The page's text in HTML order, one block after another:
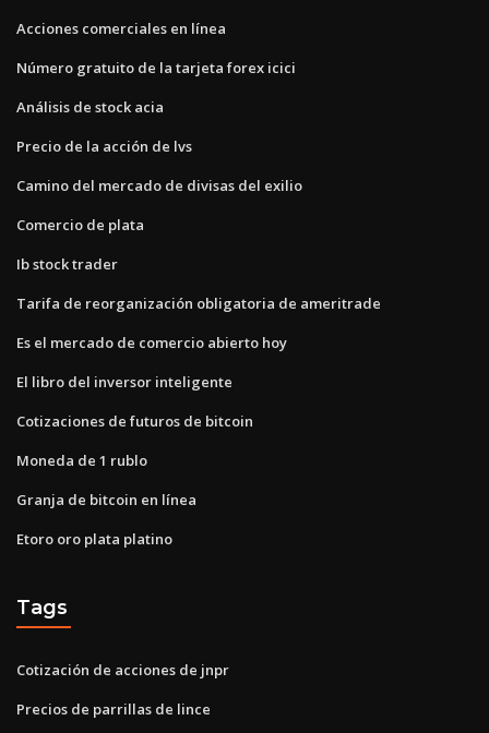
Acciones comerciales en línea
Número gratuito de la tarjeta forex icici
Análisis de stock acia
Precio de la acción de lvs
Camino del mercado de divisas del exilio
Comercio de plata
Ib stock trader
Tarifa de reorganización obligatoria de ameritrade
Es el mercado de comercio abierto hoy
El libro del inversor inteligente
Cotizaciones de futuros de bitcoin
Moneda de 1 rublo
Granja de bitcoin en línea
Etoro oro plata platino
Tags
Cotización de acciones de jnpr
Precios de parrillas de lince